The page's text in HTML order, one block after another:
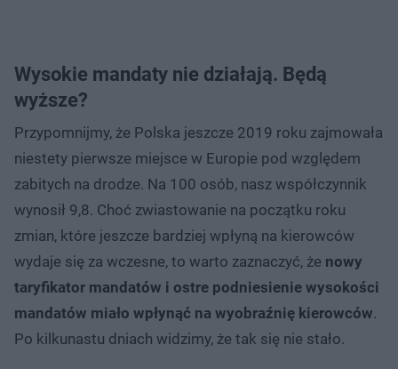
Wysokie mandaty nie działają. Będą
wyższe?
Przypomnijmy, że Polska jeszcze 2019 roku zajmowała
niestety pierwsze miejsce w Europie pod względem
zabitych na drodze. Na 100 osób, nasz współczynnik
wynosił 9,8. Choć zwiastowanie na początku roku
zmian, które jeszcze bardziej wpłyną na kierowców
wydaje się za wczesne, to warto zaznaczyć, że nowy
taryfikator mandatów i ostre podniesienie wysokości
mandatów miało wpłynąć na wyobraźnię kierowców.
Po kilkunastu dniach widzimy, że tak się nie stało.